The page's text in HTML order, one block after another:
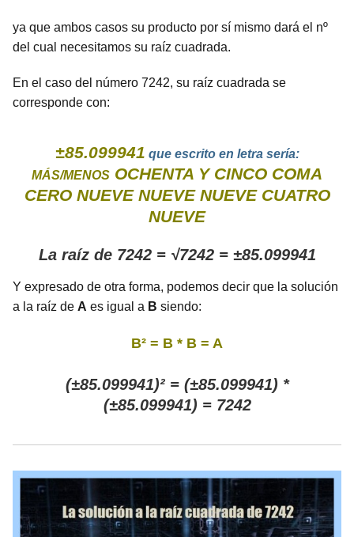
ya que ambos casos su producto por sí mismo dará el nº
del cual necesitamos su raíz cuadrada.
En el caso del número 7242, su raíz cuadrada se
corresponde con:
±85.099941 que escrito en letra sería:
MÁS/MENOS OCHENTA Y CINCO COMA
CERO NUEVE NUEVE NUEVE CUATRO
NUEVE
La raíz de 7242 = √7242 = ±85.099941
Y expresado de otra forma, podemos decir que la solución
a la raíz de A es igual a B siendo:
B² = B * B = A
(±85.099941)² = (±85.099941) *
(±85.099941) = 7242